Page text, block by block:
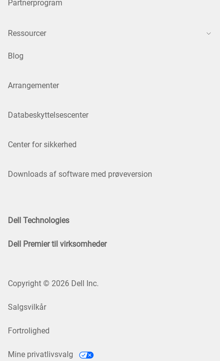
Partnerprogram
Ressourcer
Blog
Arrangementer
Databeskyttelsescenter
Center for sikkerhed
Downloads af software med prøveversion
Dell Technologies
Dell Premier til virksomheder
Copyright © 2026 Dell Inc.
Salgsvilkår
Fortrolighed
Mine privatlivsvalg